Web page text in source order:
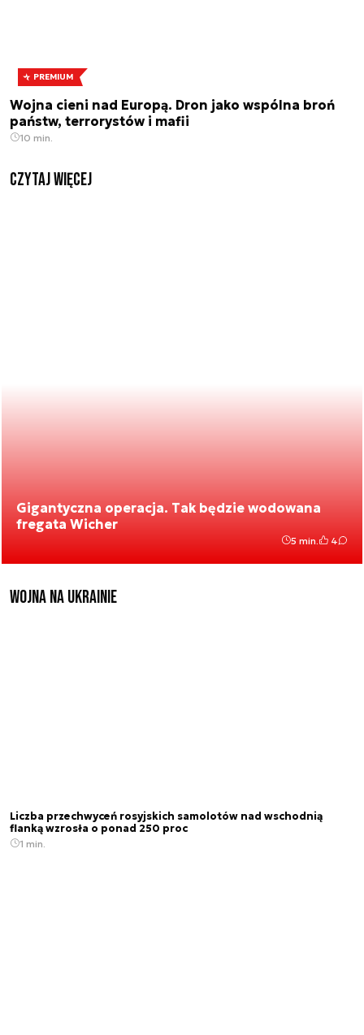
PREMIUM
Wojna cieni nad Europą. Dron jako wspólna broń
państw, terrorystów i mafii
10 min.
czytaj więcej
Gigantyczna operacja. Tak będzie wodowana
fregata Wicher
5 min. 4
Wojna na Ukrainie
Liczba przechwyceń rosyjskich samolotów nad wschodnią
flanką wzrosła o ponad 250 proc
1 min.